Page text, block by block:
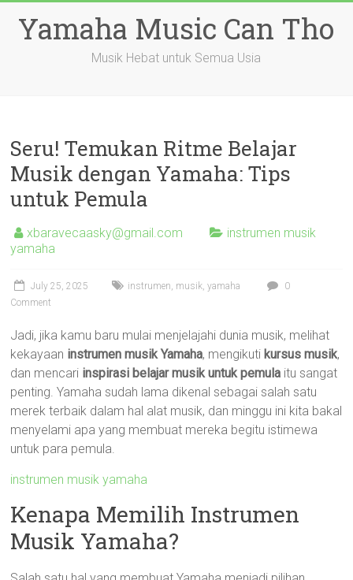
contentYamaha Music Can Tho
Musik Hebat untuk Semua Usia
Seru! Temukan Ritme Belajar
Musik dengan Yamaha: Tips
untuk Pemula
xbaravecaasky@gmail.com
instrumen musik
yamaha
July 25, 2025 instrumen, musik,yamaha
0
Comment
Jadi, jika kamu baru mulai menjelajahi dunia musik, melihat
kekayaan instrumen musik Yamaha, mengikuti kursus musik,
dan mencari inspirasi belajar musik untuk pemula itu sangat
penting. Yamaha sudah lama dikenal sebagai salah satu
merek terbaik dalam hal alat musik, dan minggu ini kita bakal
menyelami apa yang membuat mereka begitu istimewa
untuk para pemula.
instrumen musik yamaha
Kenapa Memilih Instrumen
Musik Yamaha?